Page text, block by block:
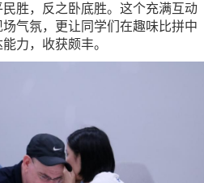
胜，反之卧底胜。这个充满互动
气氛，更让同学们在趣味比拼中
力，收获颇丰。